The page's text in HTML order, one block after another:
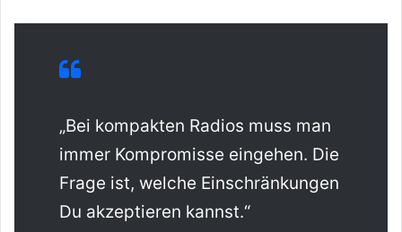
„Bei kompakten Radios muss man
immer Kompromisse eingehen. Die
Frage ist, welche Einschränkungen
Du akzeptieren kannst.“